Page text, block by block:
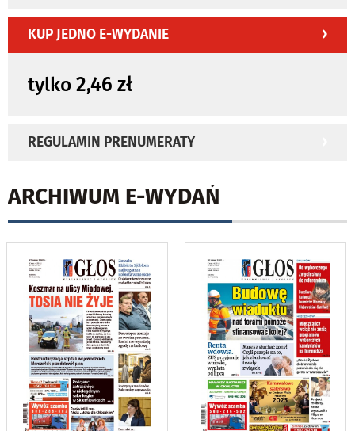
KUP JEDNO E-WYDANIE
tylko 2,46 zł
REGULAMIN PRENUMERATY
ARCHIWUM E-WYDAŃ